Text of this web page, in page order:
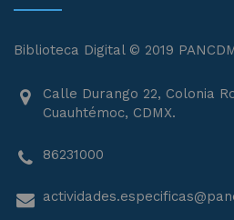
Biblioteca Digital © 2019
Calle Durango 22, Colonia
Cuauhtémoc, CDMX.
86231000